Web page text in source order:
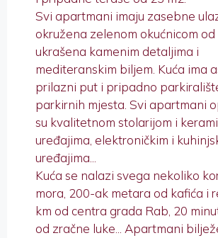
Svi apartmani imaju zasebne
okružena zelenom okućnicom od
ukrašena kamenim detaljima i
mediteranskim biljem. Kuća ima
prilazni put i pripadno
parkirnih mjesta. Svi apartmani
su kvalitetnom stolarijom i
uređajima, elektroničkim i
uređajima...
Kuća se nalazi svega nekoliko
mora, 200-ak metara od kafića i
km od centra grada Rab, 20
od zračne luke... Apartmani